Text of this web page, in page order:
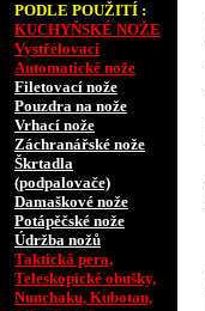
PODLE POUŽITÍ :
KUCHYŇSKÉ NOŽE
Vystřelovací
Automatické nože
Filetovací nože
Pouzdra na nože
Vrhací nože
Záchranářské nože
Škrtadla
(podpalovače)
Damaškové nože
Potápěčské nože
Údržba nožů
Taktická pera,
Teleskopické obušky,
Nunchaku, Kubotan,